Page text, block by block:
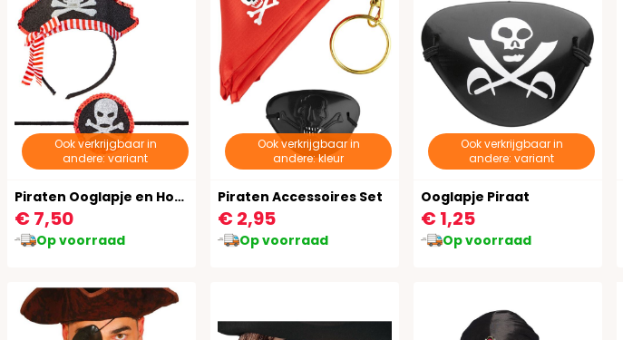
Ook verkrijgbaar in
andere: variant
Piraten Ooglapje en Hoed
€ 7,50
Op voorraad
Ook verkrijgbaar in
andere: kleur
Piraten Accessoires Set
€ 2,95
Op voorraad
Ook verkrijgbaar in
andere: variant
Ooglapje Piraat
€ 1,25
Op voorraad